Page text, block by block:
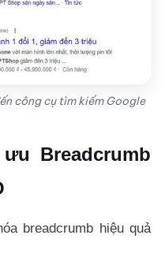
công cụ tìm kiếm Google
Breadcrumb
breadcrumb hiệu quả